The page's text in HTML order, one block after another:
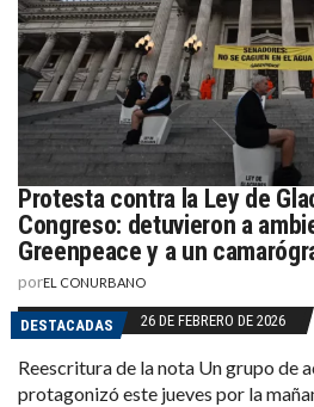
Protesta contra la Ley de
Congreso: detuvieron a
Greenpeace y a un
porEL CONURBANO
DESTACADAS 26 DE FEBRERO DE 2026
Reescritura de la nota Un grupo de
protagonizó este jueves por la